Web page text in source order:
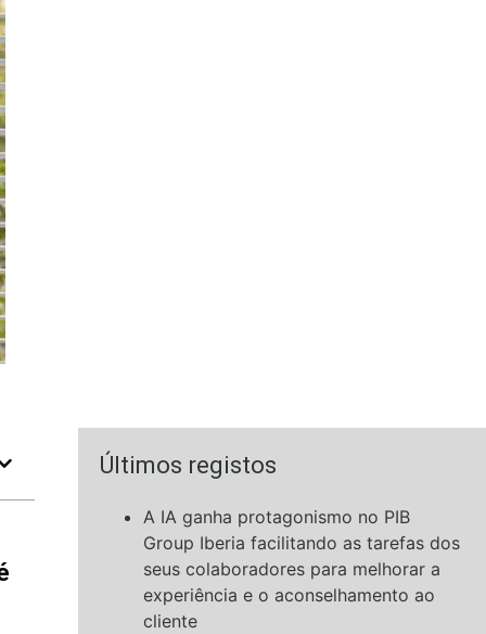
Últimos registos
A IA ganha protagonismo no PIB
Group Iberia facilitando as tarefas dos
seus colaboradores para melhorar a
experiência e o aconselhamento ao
cliente